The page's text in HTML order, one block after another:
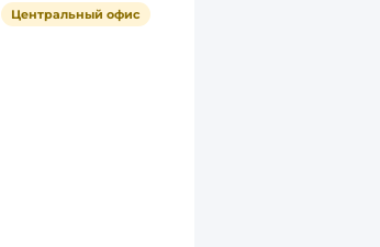
Центральный офис